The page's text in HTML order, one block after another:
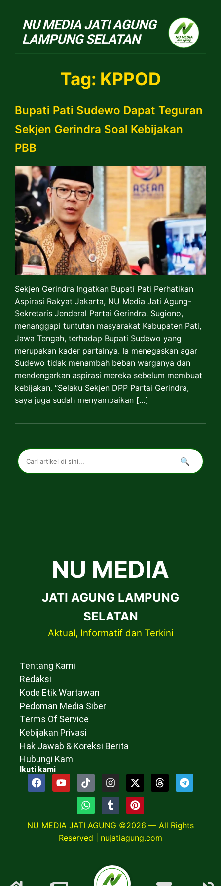
NU
Tag: KPPOD
Bupati Pati Sudewo Dapat Teguran
Sekjen Gerindra Soal Kebijakan
PBB
Sekjen Gerindra Ingatkan Bupati Pati Perhatikan
Aspirasi Rakyat Jakarta, NU Media Jati Agung-
Sekretaris Jenderal Partai Gerindra, Sugiono,
menanggapi tuntutan masyarakat Kabupaten Pati,
Jawa Tengah, terhadap Bupati Sudewo yang
merupakan kader partainya. Ia menegaskan agar
Sudewo tidak menambah beban warganya dan
mendengarkan aspirasi mereka sebelum membuat
kebijakan. “Selaku Sekjen DPP Partai Gerindra,
saya juga sudah menyampaikan […]
🔍
NU MEDIA
JATI AGUNG LAMPUNG
SELATAN
Aktual, Informatif dan Terkini
Tentang Kami
Redaksi
Kode Etik Wartawan
Pedoman Media Siber
Terms Of Service
Kebijakan Privasi
Hak Jawab & Koreksi Berita
Hubungi Kami
Ikuti kami
NU MEDIA JATI AGUNG ©2026 — All Rights
Reserved | nujatiagung.com